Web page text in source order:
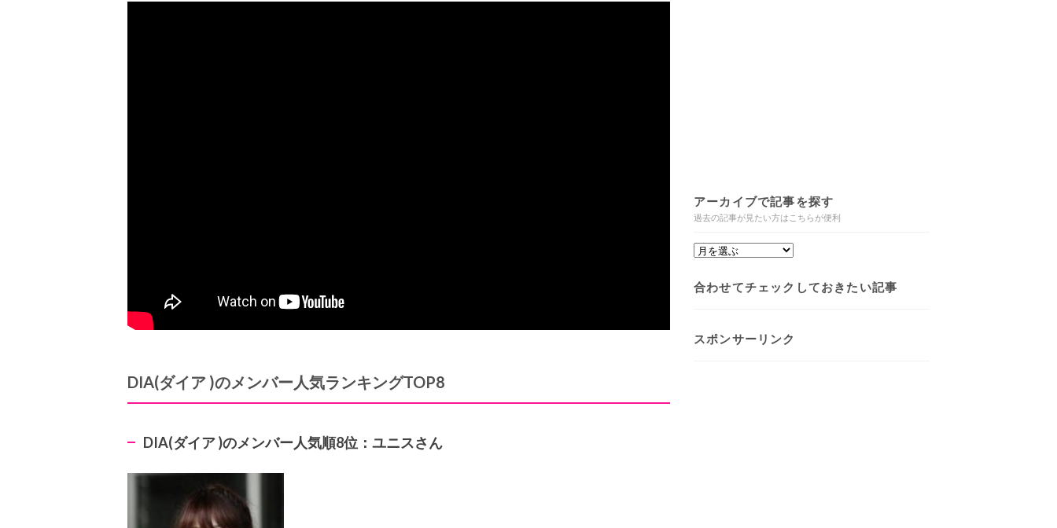
DIA(ダイア )のメンバー人気ランキングTOP8
DIA(ダイア)のメンバー人気順8位：ユニスさん
アーカイブで記事を探す
過去の記事が見たい方はこちらが便利
合わせてチェックしておきたい記事
スポンサーリンク